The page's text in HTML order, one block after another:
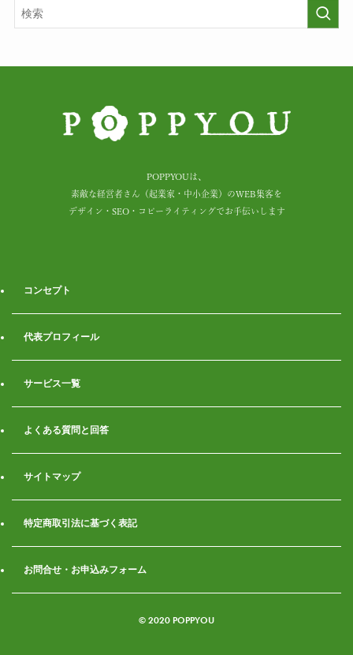
POPPYOUは、
素敵な経営者さん（起業家・中小企業）のWEB集客を
デザイン・SEO・コピーライティングでお手伝いします
コンセプト
代表プロフィール
サービス一覧
よくある質問と回答
サイトマップ
特定商取引法に基づく表記
お問合せ・お申込みフォーム
©2020 POPPYOU